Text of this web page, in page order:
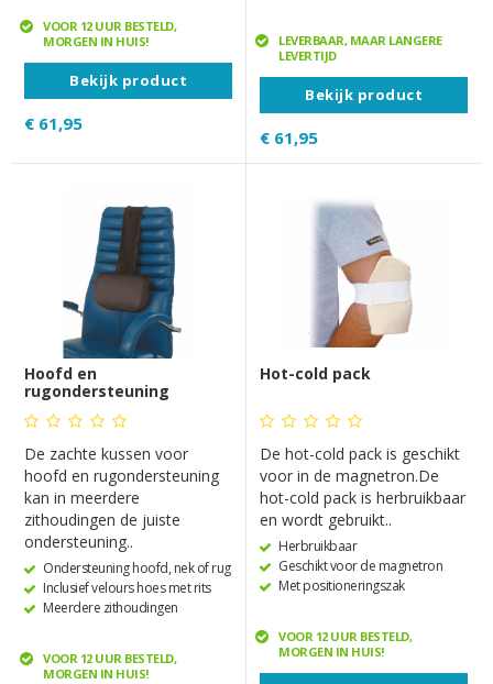
VOOR 12 UUR BESTELD,
MORGEN IN HUIS!
Bekijk product
€ 61,95
LEVERBAAR, MAAR LANGERE
LEVERTIJD
Bekijk product
€ 61,95
Hoofd en
rugondersteuning
De zachte kussen voor
hoofd en rugondersteuning
kan in meerdere
zithoudingen de juiste
ondersteuning..
Ondersteuning hoofd, nek of rug
Inclusief velours hoes met rits
Meerdere zithoudingen
VOOR 12 UUR BESTELD,
MORGEN IN HUIS!
Hot-cold pack
De hot-cold pack is geschikt
voor in de magnetron.De
hot-cold pack is herbruikbaar
en wordt gebruikt..
Herbruikbaar
Geschikt voor de magnetron
Met positioneringszak
VOOR 12 UUR BESTELD,
MORGEN IN HUIS!